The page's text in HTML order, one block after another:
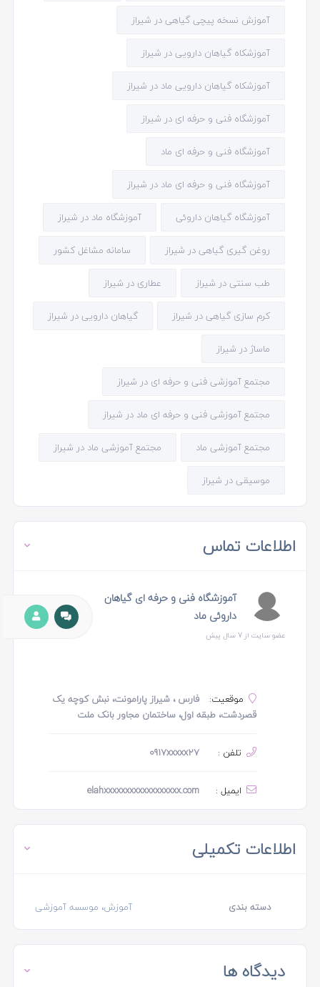
آموزش نسخه پیچی گیاهی در شیراز
آموزشکاه گیاهان دارویی در شیراز
آموزشکاه گیاهان دارویی ماد در شیراز
آموزشگاه فنی و حرفه ای در شیراز
آموزشگاه فنی و حرفه ای ماد
آموزشگاه فنی و حرفه ای ماد در شیراز
آموزشگاه گیاهان داروئی آموزشگاه ماد در شیراز
روغن گیری گیاهی در شیراز سامانه مشاغل کشور
طب سنتی در شیراز عطاری در شیراز
کرم سازی گیاهی در شیراز گیاهان دارویی در شیراز
ماساژ در شیراز
مجتمع آموزشی فنی و حرفه ای در شیراز
مجتمع آموزشی فنی و حرفه ای ماد در شیراز
مجتمع آموزشی ماد مجتمع آموزشی ماد در شیراز
موسیقی در شیراز
اطلاعات تماس
آموزشگاه فنی و حرفه ای گیاهان
داروئی ماد
عضو سایت از 7 سال پیش
موقعیت:
فارس ، شیراز پارامونت، نبش کوچه یک
قصردشت، طبقه اول، ساختمان مجاور بانک ملت
تلفن : 0917xxxxx27
ایمیل : elahxxxxxxxxxxxxxxxxxx.com
اطلاعات تکمیلی
دسته بندی آموزش، موسسه آموزشی
دیدگاه ها